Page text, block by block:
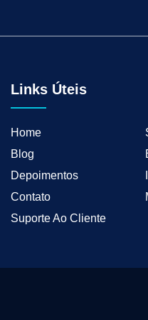
Marketing de Busca Industrial
Links Úteis
Home
Blog
Depoimentos
Contato
Suporte Ao Cliente